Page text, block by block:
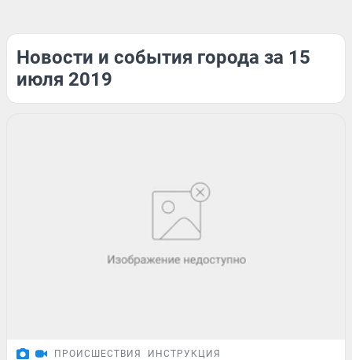
Новости и события города за 15
июля 2019
ПРОИСШЕСТВИЯ ИНСТРУКЦИЯ